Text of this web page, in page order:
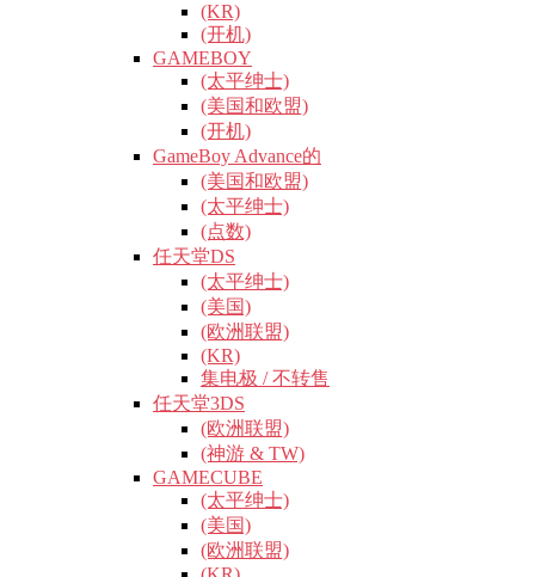
(KR)
(开机)
GAMEBOY
(太平绅士)
(美国和欧盟)
(开机)
GameBoy Advance的
(美国和欧盟)
(太平绅士)
(点数)
任天堂DS
(太平绅士)
(美国)
(欧洲联盟)
(KR)
集电极 / 不转售
任天堂3DS
(欧洲联盟)
(神游 & TW)
GAMECUBE
(太平绅士)
(美国)
(欧洲联盟)